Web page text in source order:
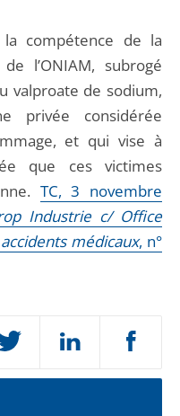
la compétence de la
l’ONIAM, subrogé
valproate de sodium,
privée considérée
et qui vise à
que ces victimes
TC, 3 novembre
Industrie c/ Office
médicaux, n°